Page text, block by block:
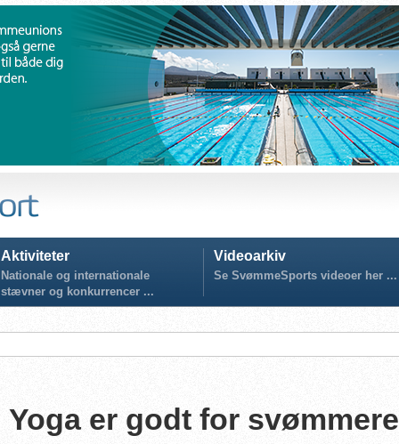
Aktiviteter
Nationale og internationale
stævner og konkurrencer ...
Videoarkiv
Se SvømmeSports videoer her ...
Yoga er godt for svømmere